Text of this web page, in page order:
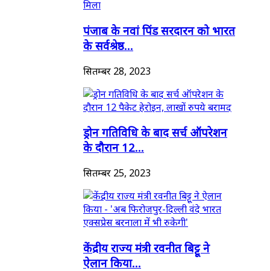
पंजाब के नवां पिंड सरदारन को भारत
के सर्वश्रेष्ठ...
सितम्बर 28, 2023
ड्रोन गतिविधि के बाद सर्च ऑपरेशन
के दौरान 12...
सितम्बर 25, 2023
केंद्रीय राज्य मंत्री रवनीत बिट्टू ने
ऐलान किया...